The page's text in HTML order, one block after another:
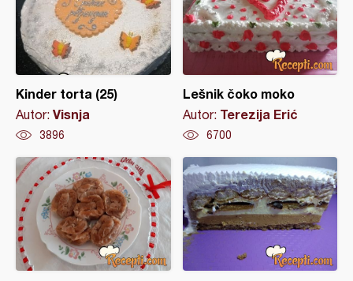
Kinder torta (25)
Autor: Visnja
3896
Lešnik čoko moko
Autor: Terezija Erić
6700